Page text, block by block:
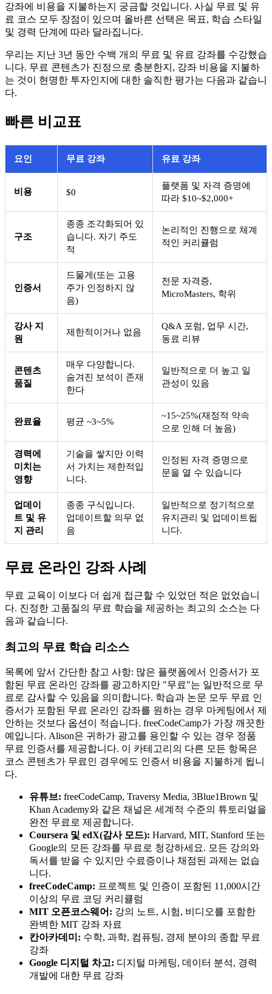
강좌에 비용을 지불하는지 궁금할 것입니다. 사실 무료 및 유
료 코스 모두 장점이 있으며 올바른 선택은 목표, 학습 스타일
및 경력 단계에 따라 달라집니다.
우리는 지난 3년 동안 수백 개의 무료 및 유료 강좌를 수강했습
니다. 무료 콘텐츠가 진정으로 충분한지, 강좌 비용을 지불하
는 것이 현명한 투자인지에 대한 솔직한 평가는 다음과 같습니
다.
빠른 비교표
요인 무료 강좌 유료 강좌
비용 $0
플랫폼 및 자격 증명에
따라 $10~$2,000+
구조
종종 조각화되어 있
습니다. 자기 주도
적
논리적인 진행으로 체계
적인 커리큘럼
인증서
드물게(또는 고용
주가 인정하지 않
음)
전문 자격증,
MicroMasters, 학위
강사 지
원
제한적이거나 없음
Q&A 포럼, 업무 시간,
동료 리뷰
콘텐츠
품질
매우 다양합니다.
숨겨진 보석이 존재
한다
일반적으로 더 높고 일
관성이 있음
완료율 평균 ~3~5%
~15~25%(재정적 약속
으로 인해 더 높음)
경력에
미치는
영향
기술을 쌓지만 이력
서 가치는 제한적입
니다.
인정된 자격 증명으로
문을 열 수 있습니다
업데이
트 및 유
지 관리
종종 구식입니다.
업데이트할 의무 없
음
일반적으로 정기적으로
유지관리 및 업데이트됩
니다.
무료 온라인 강좌 사례
무료 교육이 이보다 더 쉽게 접근할 수 있었던 적은 없었습니
다. 진정한 고품질의 무료 학습을 제공하는 최고의 소스는 다
음과 같습니다.
최고의 무료 학습 리소스
목록에 앞서 간단한 참고 사항: 많은 플랫폼에서 인증서가 포
함된 무료 온라인 강좌를 광고하지만 "무료"는 일반적으로 무
료로 감사할 수 있음을 의미합니다. 학습과 논문 모두 무료 인
증서가 포함된 무료 온라인 강좌를 원하는 경우 마케팅에서 제
안하는 것보다 옵션이 적습니다. freeCodeCamp가 가장 깨끗한
예입니다. Alison은 귀하가 광고를 용인할 수 있는 경우 정품
무료 인증서를 제공합니다. 이 카테고리의 다른 모든 항목은
코스 콘텐츠가 무료인 경우에도 인증서 비용을 지불하게 됩니
다.
유튜브: freeCodeCamp, Traversy Media, 3Blue1Brown 및
Khan Academy와 같은 채널은 세계적 수준의 튜토리얼을
완전 무료로 제공합니다.
Coursera 및 edX(감사 모드): Harvard, MIT, Stanford 또는
Google의 모든 강좌를 무료로 청강하세요. 모든 강의와
독서를 받을 수 있지만 수료증이나 채점된 과제는 없습
니다.
freeCodeCamp: 프로젝트 및 인증이 포함된 11,000시간
이상의 무료 코딩 커리큘럼
MIT 오픈코스웨어: 강의 노트, 시험, 비디오를 포함한
완벽한 MIT 강좌 자료
칸아카데미: 수학, 과학, 컴퓨팅, 경제 분야의 종합 무료
강좌
Google 디지털 차고: 디지털 마케팅, 데이터 분석, 경력
개발에 대한 무료 강좌